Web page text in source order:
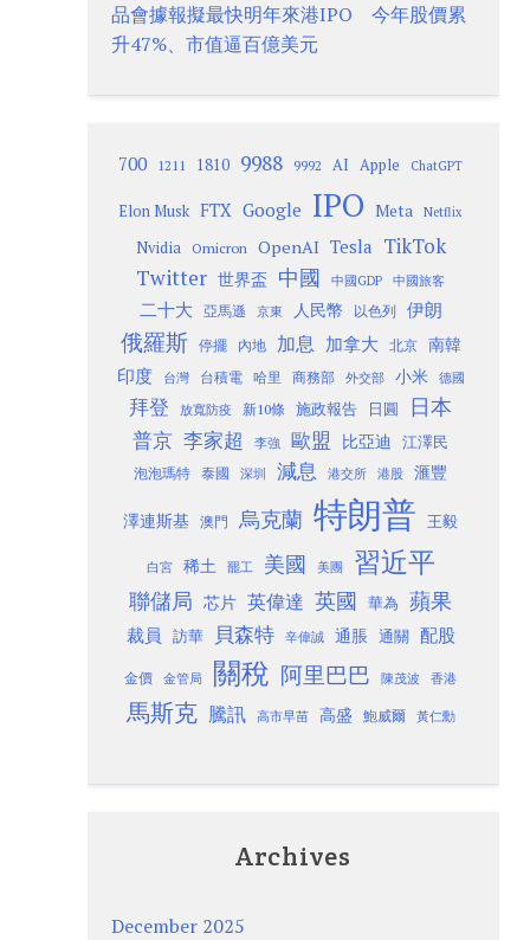
品會據報擬最快明年來港IPO 今年股價累
升47%、市值逼百億美元
700 1211 1810 9988 9992 AI Apple ChatGPT
Elon Musk FTX Google IPO Meta Netflix
Nvidia Omicron OpenAI Tesla TikTok
Twitter 世界盃 中國 中國GDP 中國旅客
二十大 亞馬遜 京東 人民幣 以色列 伊朗
俄羅斯 停擺 內地 加息 加拿大 北京
南韓
印度
台灣 台積電 哈里 商務部 外交部 小米 德國
拜登 放寬防疫 新10條 施政報告 日圓 日本
普京 李家超 李強 歐盟 比亞迪 江澤民
泡泡瑪特 泰國 深圳 減息 港交所 港股 滙豐
澤連斯基 澳門 烏克蘭 特朗普 王毅
白宮 稀土 罷工 美國 美團 習近平
聯儲局 芯片 英偉達 英國 華為 蘋果
裁員 訪華 貝森特 辛偉誠 通脹 通關 配股
金價 金管局 關稅 阿里巴巴 陳茂波 香港
馬斯克 騰訊 高市早苗 高盛 鮑威爾 黃仁勳
Archives
December 2025